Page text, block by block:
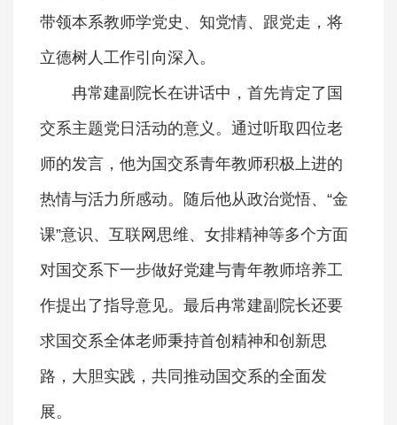
带领本系教师学党史、知党情、跟党走，将
立德树人工作引向深入。
冉常建副院长在讲话中，首先肯定了国
交系主题党日活动的意义。通过听取四位老
师的发言，他为国交系青年教师积极上进的
热情与活力所感动。随后他从政治觉悟、“金
课”意识、互联网思维、女排精神等多个方面
对国交系下一步做好党建与青年教师培养工
作提出了指导意见。最后冉常建副院长还要
求国交系全体老师秉持首创精神和创新思
路，大胆实践，共同推动国交系的全面发
展。